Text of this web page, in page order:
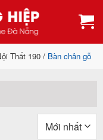
Thất 190 / Bàn chân gỗ